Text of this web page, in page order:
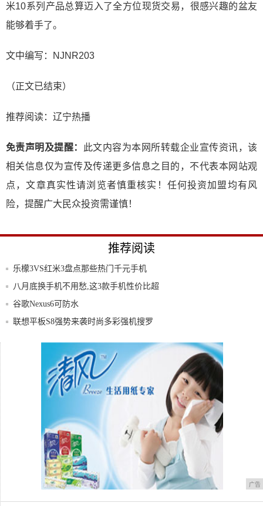
米10系列产品总算迈入了全方位现货交易，很感兴趣的盆友
能够着手了。
文中编写：NJNR203
（正文已结束）
推荐阅读： 辽宁热播
免责声明及提醒：
此文内容为本网所转载企业宣传资讯，该
相关信息仅为宣传及传递更多信息之目的，不代表本网站观
点，文章真实性请浏览者慎重核实！任何投资加盟均有风
险，提醒广大民众投资需谨慎！
推荐阅读
乐檬3VS红米3盘点那些热门千元手机
八月底换手机不用愁,这3款手机性价比超
高,非
谷歌Nexus6可防水
联想平板S8强势来袭时尚多彩强机搜罗
最高降1600元!iPhone11大降价
广告